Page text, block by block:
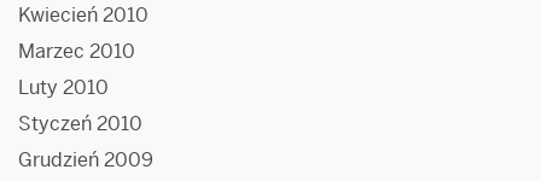
Kwiecień 2010
Marzec 2010
Luty 2010
Styczeń 2010
Grudzień 2009